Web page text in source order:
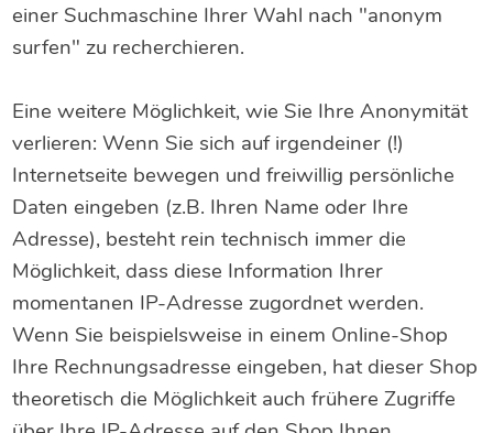
einer Suchmaschine Ihrer Wahl nach "anonym
surfen" zu recherchieren.
Eine weitere Möglichkeit, wie Sie Ihre Anonymität
verlieren: Wenn Sie sich auf irgendeiner (!)
Internetseite bewegen und freiwillig persönliche
Daten eingeben (z.B. Ihren Name oder Ihre
Adresse), besteht rein technisch immer die
Möglichkeit, dass diese Information Ihrer
momentanen IP-Adresse zugordnet werden.
Wenn Sie beispielsweise in einem Online-Shop
Ihre Rechnungsadresse eingeben, hat dieser Shop
theoretisch die Möglichkeit auch frühere Zugriffe